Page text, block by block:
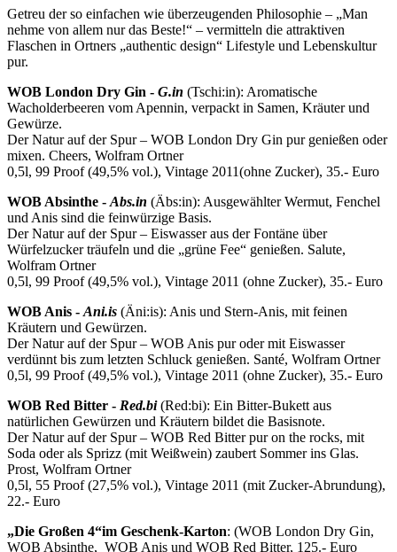
Getreu der so einfachen wie überzeugenden Philosophie – „Man
nehme von allem nur das Beste!“ – vermitteln die attraktiven
Flaschen in Ortners „authentic design“ Lifestyle und Lebenskultur
pur.
WOB London Dry Gin - G.in (Tschi:in): Aromatische
Wacholderbeeren vom Apennin, verpackt in Samen, Kräuter und
Gewürze.
Der Natur auf der Spur – WOB London Dry Gin pur genießen oder
mixen. Cheers, Wolfram Ortner
0,5l, 99 Proof (49,5% vol.), Vintage 2011(ohne Zucker), 35.- Euro
WOB Absinthe - Abs.in (Äbs:in): Ausgewählter Wermut, Fenchel
und Anis sind die feinwürzige Basis.
Der Natur auf der Spur – Eiswasser aus der Fontäne über
Würfelzucker träufeln und die „grüne Fee“ genießen. Salute,
Wolfram Ortner
0,5l, 99 Proof (49,5% vol.), Vintage 2011 (ohne Zucker), 35.- Euro
WOB Anis - Ani.is (Äni:is): Anis und Stern-Anis, mit feinen
Kräutern und Gewürzen.
Der Natur auf der Spur – WOB Anis pur oder mit Eiswasser
verdünnt bis zum letzten Schluck genießen. Santé, Wolfram Ortner
0,5l, 99 Proof (49,5% vol.), Vintage 2011 (ohne Zucker), 35.- Euro
WOB Red Bitter - Red.bi(Red:bi): Ein Bitter-Bukett aus
natürlichen Gewürzen und Kräutern bildet die Basisnote.
Der Natur auf der Spur – WOB Red Bitter pur on the rocks, mit
Soda oder als Sprizz (mit Weißwein) zaubert Sommer ins Glas.
Prost, Wolfram Ortner
0,5l, 55 Proof (27,5% vol.), Vintage 2011 (mit Zucker-Abrundung),
22.- Euro
„Die Großen 4“im Geschenk-Karton: (WOB London Dry Gin,
WOB Absinthe, WOB Anis und WOB Red Bitter, 125.- Euro